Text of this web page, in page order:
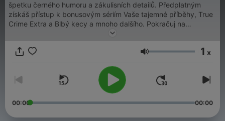
špetku černého humoru a zákulisních detailů. Předplatným
získáš přístup k bonusovým sériím Vaše tajemné příběhy, True
Crime Extra a Blbý kecy a mnoho dalšího. Pokračuj na
https://www.opravdovezlociny.cz/clenstvi/spotify
Volume 1 x
00:00 00:00